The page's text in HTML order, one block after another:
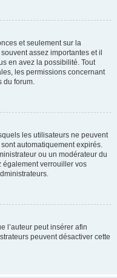
et seulement sur la
assez importantes et il
en avez la possibilité. Tout
les permissions concernant
du forum.
les utilisateurs ne peuvent
automatiquement expirés.
ou un modérateur du
également verrouiller vos
l’auteur peut insérer afin
peuvent désactiver cette